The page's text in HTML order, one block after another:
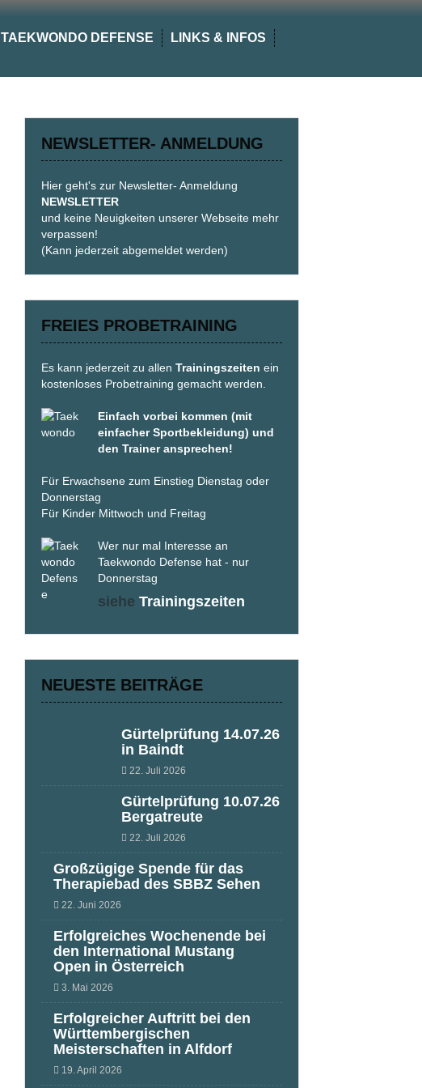
TAEKWONDO DEFENSE
LINKS & INFOS
NEWSLETTER- ANMELDUNG
Hier geht's zur Newsletter- Anmeldung
NEWSLETTER
und keine Neuigkeiten unserer Webseite mehr
verpassen!
(Kann jederzeit abgemeldet werden)
FREIES PROBETRAINING
Es kann jederzeit zu allen Trainingszeiten ein
kostenloses Probetraining gemacht werden.
Einfach vorbei kommen (mit
einfacher Sportbekleidung) und
den Trainer ansprechen!
Für Erwachsene zum Einstieg Dienstag oder
Donnerstag
Für Kinder Mittwoch und Freitag
Wer nur mal Interesse an
Taekwondo Defense hat - nur
Donnerstag
siehe Trainingszeiten
NEUESTE BEITRÄGE
Gürtelprüfung 14.07.26
in Baindt
22. Juli 2026
Gürtelprüfung 10.07.26
Bergatreute
22. Juli 2026
Großzügige Spende für das
Therapiebad des SBBZ Sehen
22. Juni 2026
Erfolgreiches Wochenende bei
den International Mustang
Open in Österreich
3. Mai 2026
Erfolgreicher Auftritt bei den
Württembergischen
Meisterschaften in Alfdorf
19. April 2026